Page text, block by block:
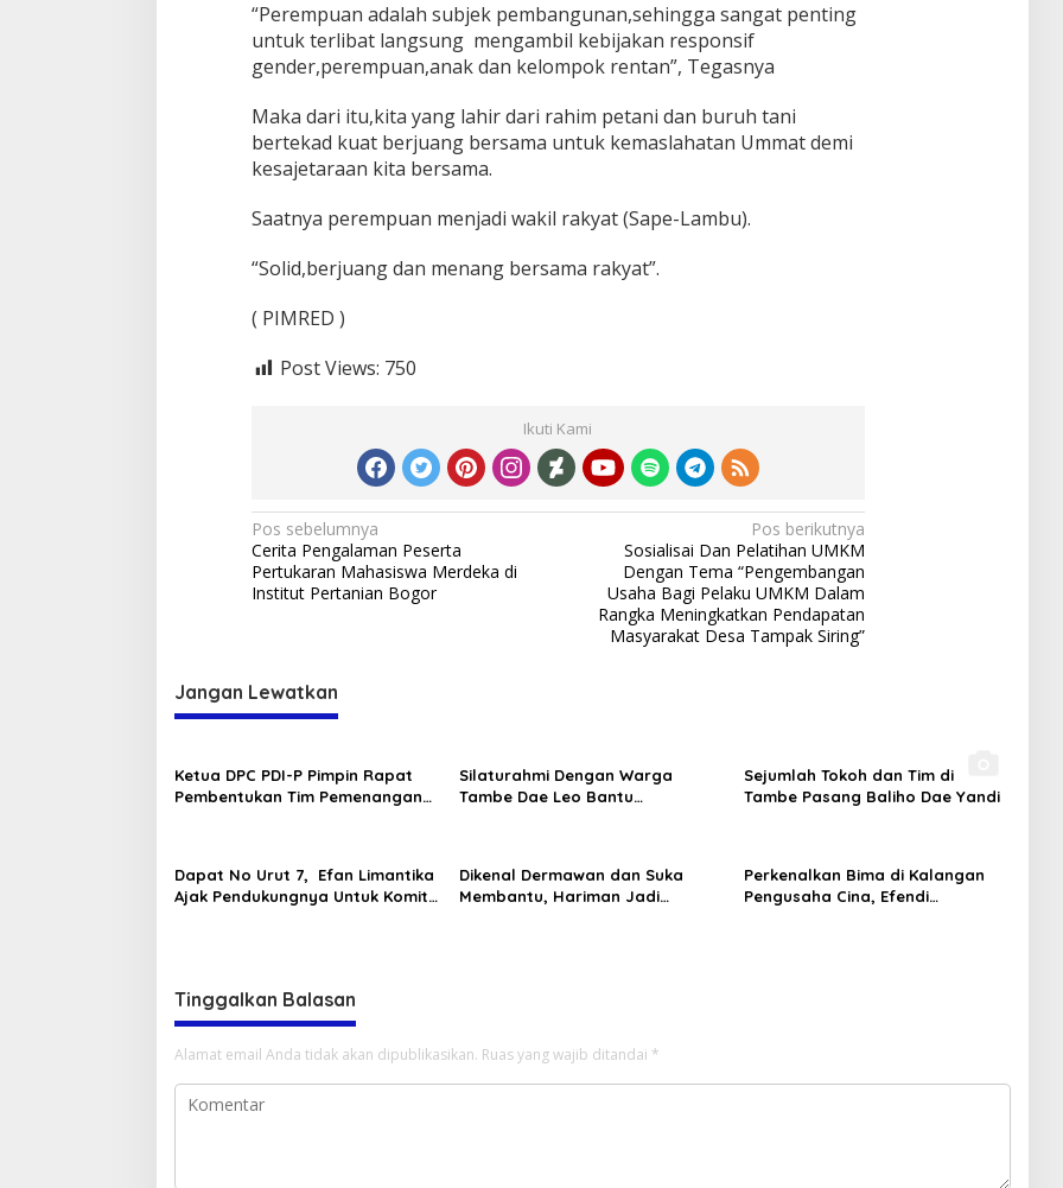
“Perempuan adalah subjek pembangunan,sehingga sangat penting
untuk terlibat langsung mengambil kebijakan responsif
gender,perempuan,anak dan kelompok rentan”, Tegasnya
Maka dari itu,kita yang lahir dari rahim petani dan buruh tani
bertekad kuat berjuang bersama untuk kemaslahatan Ummat demi
kesajetaraan kita bersama.
Saatnya perempuan menjadi wakil rakyat (Sape-Lambu).
“Solid,berjuang dan menang bersama rakyat”.
( PIMRED )
Post Views: 750
Ikuti Kami
Navigasi
pos
Pos sebelumnya
Cerita Pengalaman Peserta
Pertukaran Mahasiswa Merdeka di
Institut Pertanian Bogor
Pos berikutnya
Sosialisai Dan Pelatihan UMKM
Dengan Tema “Pengembangan
Usaha Bagi Pelaku UMKM Dalam
Rangka Meningkatkan Pendapatan
Masyarakat Desa Tampak Siring”
Jangan Lewatkan
Ketua DPC PDI-P Pimpin Rapat
Pembentukan Tim Pemenangan
Silaturahmi Dengan Warga
Tambe Dae Leo Bantu
Sejumlah Tokoh dan Tim di
Tambe Pasang Baliho Dae Yandi
Dapat No Urut 7, Efan Limantika
Ajak Pendukungnya Untuk Komit
Dikenal Dermawan dan Suka
Membantu, Hariman Jadi
Perkenalkan Bima di Kalangan
Pengusaha Cina, Efendi
Tinggalkan Balasan
Alamat email Anda tidak akan dipublikasikan. Ruas yang wajib ditandai *